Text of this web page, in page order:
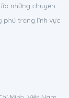
những chuyên
phú trong lĩnh vực